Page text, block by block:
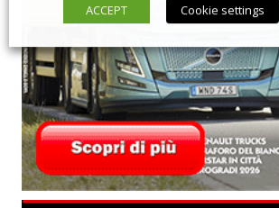
ACCEPT
Cookie settings